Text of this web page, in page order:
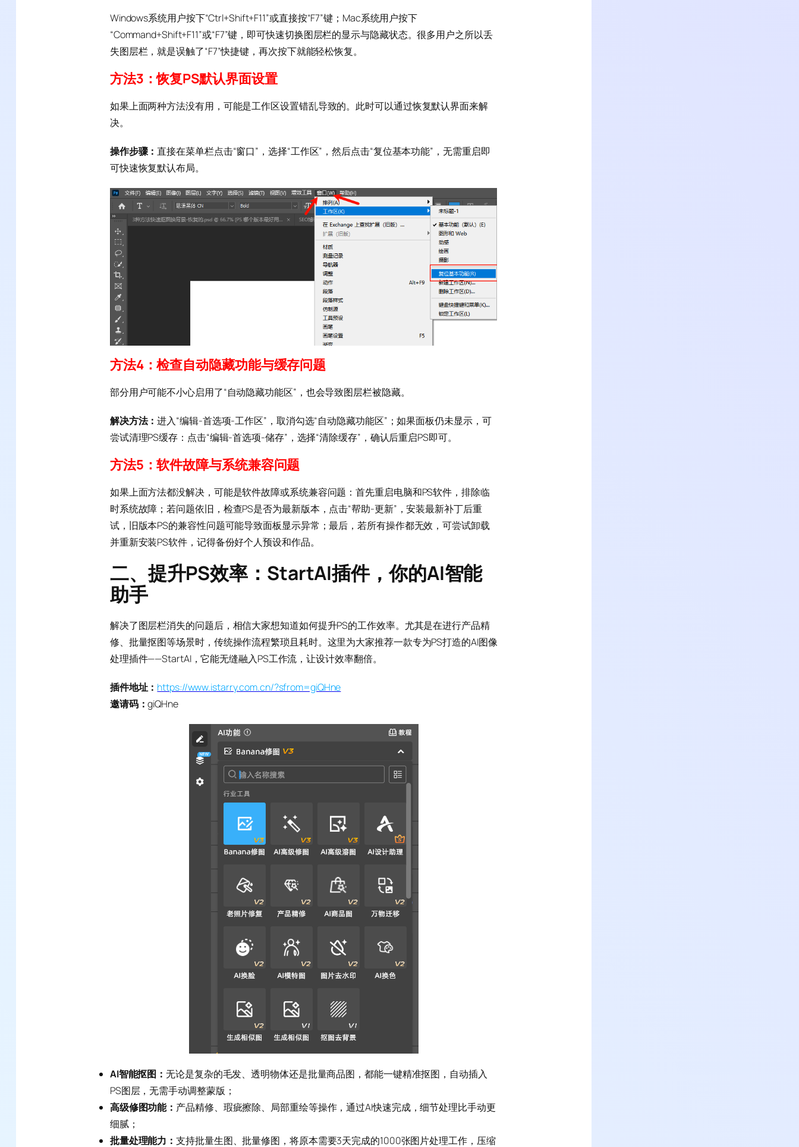
Windows系统用户按下“Ctrl+Shift+F11”或直接按“F7”键；Mac系统用户按下
“Command+Shift+F11”或“F7”键，即可快速切换图层栏的显示与隐藏状态。很多用户之所以丢
失图层栏，就是误触了“F7”快捷键，再次按下就能轻松恢复。
方法3：恢复PS默认界面设置
如果上面两种方法没有用，可能是工作区设置错乱导致的。此时可以通过恢复默认界面来解
决。
操作步骤：直接在菜单栏点击“窗口”，选择“工作区”，然后点击“复位基本功能”，无需重启即
可快速恢复默认布局。
方法4：检查自动隐藏功能与缓存问题
部分用户可能不小心启用了“自动隐藏功能区”，也会导致图层栏被隐藏。
解决方法：进入“编辑-首选项-工作区”，取消勾选“自动隐藏功能区”；如果面板仍未显示，可
尝试清理PS缓存：点击“编辑-首选项-储存”，选择“清除缓存”，确认后重启PS即可。
方法5：软件故障与系统兼容问题
如果上面方法都没解决，可能是软件故障或系统兼容问题：首先重启电脑和PS软件，排除临
时系统故障；若问题依旧，检查PS是否为最新版本，点击“帮助-更新”，安装最新补丁后重
试，旧版本PS的兼容性问题可能导致面板显示异常；最后，若所有操作都无效，可尝试卸载
并重新安装PS软件，记得备份好个人预设和作品。
二、提升PS效率：StartAI插件，你的AI智能
助手
解决了图层栏消失的问题后，相信大家想知道如何提升PS的工作效率。尤其是在进行产品精
修、批量抠图等场景时，传统操作流程繁琐且耗时。这里为大家推荐一款专为PS打造的AI图像
处理插件——StartAI，它能无缝融入PS工作流，让设计效率翻倍。
插件地址： https://www.istarry.com.cn/?sfrom=giQHne
邀请码：giQHne
AI智能抠图：无论是复杂的毛发、透明物体还是批量商品图，都能一键精准抠图，自动插入
PS图层，无需手动调整蒙版；
高级修图功能： 产品精修、瑕疵擦除、局部重绘等操作，通过AI快速完成，细节处理比手动更
细腻；
批量处理能力：支持批量生图、批量修图，将原本需要3天完成的1000张图片处理工作，压缩